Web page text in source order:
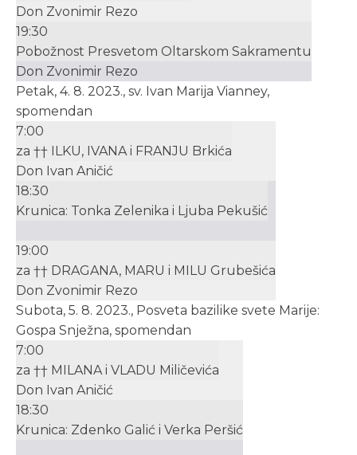
Don Zvonimir Rezo
19:30
Pobožnost Presvetom Oltarskom Sakramentu
Don Zvonimir Rezo
Petak, 4. 8. 2023., sv. Ivan Marija Vianney,
spomendan
7:00
za †† ILKU, IVANA i FRANJU Brkića
Don Ivan Aničić
18:30
Krunica: Tonka Zelenika i Ljuba Pekušić
19:00
za †† DRAGANA, MARU i MILU Grubešića
Don Zvonimir Rezo
Subota, 5. 8. 2023., Posveta bazilike svete Marije:
Gospa Snježna, spomendan
7:00
za †† MILANA i VLADU Miličevića
Don Ivan Aničić
18:30
Krunica: Zdenko Galić i Verka Peršić